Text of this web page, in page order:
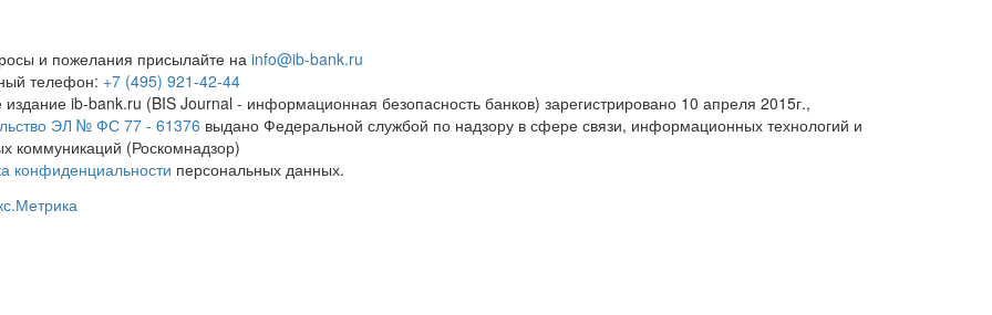
и пожелания присылайте на info@ib-bank.ru
телефон: +7 (495) 921-42-44
издание ib-bank.ru (BIS Journal - информационная безопасность банков) зарегистрировано 10 апреля 2015г.,
ЭЛ № ФС 77 - 61376 выдано Федеральной службой по надзору в сфере связи, информационных технологий и
коммуникаций (Роскомнадзор)
конфиденциальности персональных данных.